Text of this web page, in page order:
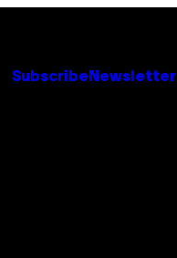
Subscribe Newsletter